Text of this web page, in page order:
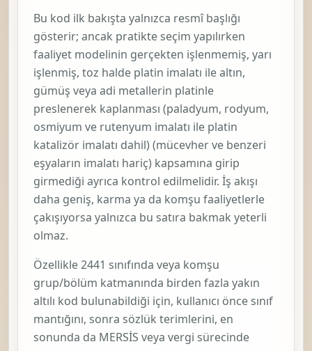
Bu kod ilk bakışta yalnızca resmî başlığı
gösterir; ancak pratikte seçim yapılırken
faaliyet modelinin gerçekten işlenmemiş, yarı
işlenmiş, toz halde platin imalatı ile altın,
gümüş veya adi metallerin platinle
preslenerek kaplanması (paladyum, rodyum,
osmiyum ve rutenyum imalatı ile platin
katalizör imalatı dahil) (mücevher ve benzeri
eşyaların imalatı hariç) kapsamına girip
girmediği ayrıca kontrol edilmelidir. İş akışı
daha geniş, karma ya da komşu faaliyetlerle
çakışıyorsa yalnızca bu satıra bakmak yeterli
olmaz.
Özellikle 2441 sınıfında veya komşu
grup/bölüm katmanında birden fazla yakın
altılı kod bulunabildiği için, kullanıcı önce sınıf
mantığını, sonra sözlük terimlerini, en
sonunda da MERSİS veya vergi sürecinde